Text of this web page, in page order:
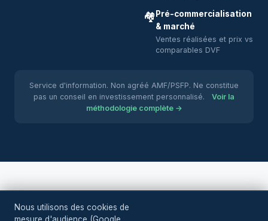
🏘️Pré-commercialisation
& marché
Ventes réalisées et prix vs
comparables DVF
Service d'information. Non agréé AMF/PSFP. Ne constitue
pas un conseil en investissement personnalisé.
Voir la
méthodologie complète →
CrowdPickr
Nous utilisons des cookies de